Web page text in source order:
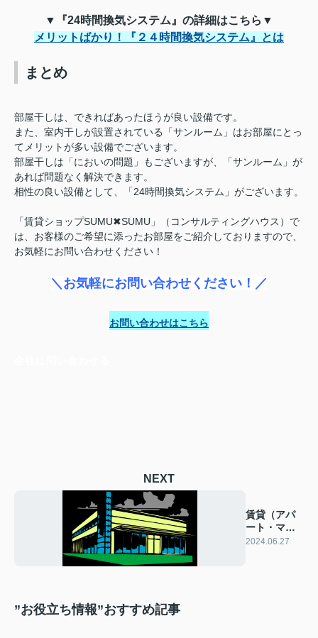
▼『24時間換気システム』の詳細はこちら▼
メリットばかり！『２４時間換気システム』とは
まとめ
部屋干しは、できればあったほうが良い設備です。
また、室内干しが設置されている「サンルーム」はお部屋にとっ
てメリットが多い設備でございます。
部屋干しは「においの問題」もございますが、「サンルーム」が
あれば問題なく解決できます。
相性の良い設備として、「24時間換気システム」がございます。
「賃貸ショップSUMU✖SUMU」（ コンサルティングハウス）で
は、お客様のご希望に添ったお部屋をご紹介しておりますので、
お気軽にお問い合わせください！
＼お気軽にお問い合わせください！／
お問い合わせはこちら
NEXT
賃貸（アパ
ート・マン
ション）の
2024.06.27
”お役立ち情報”おすすめ記事